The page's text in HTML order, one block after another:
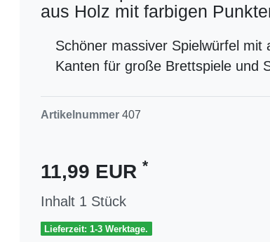
aus Holz mit farbigen
Schöner massiver Spielwürfel mit
Kanten für große Brettspiele und
Artikelnummer 407
11,99 EUR *
Inhalt 1 Stück
Lieferzeit: 1-3 Werktage.